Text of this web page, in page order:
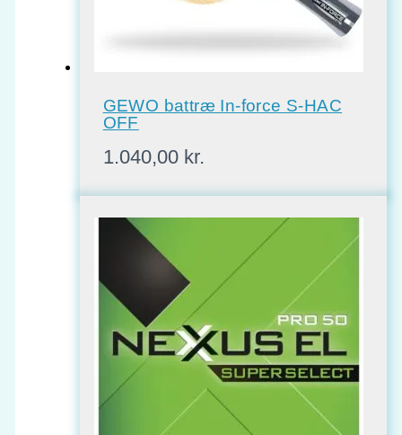
GEWO battræ In-force S-HAC
OFF
1.040,00 kr.